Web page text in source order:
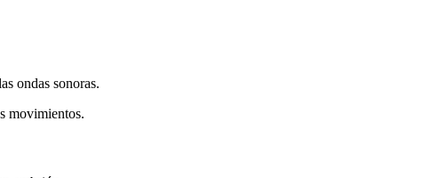
ondas sonoras.
movimientos.